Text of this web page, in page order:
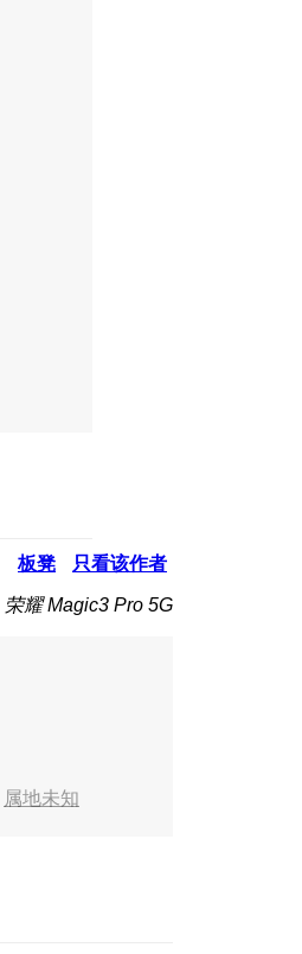
板凳 只看该作者
荣耀 Magic3 Pro 5G
属地未知